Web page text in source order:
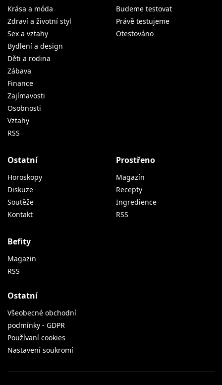
Krása a móda
Zdraví a životní styl
Sex a vztahy
Bydlení a design
Děti a rodina
Zábava
Finance
Zajímavosti
Osobnosti
Vztahy
RSS
Budeme testovat
Právě testujeme
Otestováno
Ostatní
Horoskopy
Diskuze
Soutěže
Kontakt
Prostřeno
Magazín
Recepty
Ingredience
RSS
Befity
Magazin
RSS
Ostatní
Všeobecné obchodní
podmínky - GDPR
Používaní cookies
Nastavení soukromí